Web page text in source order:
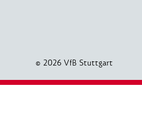
© 2026 VfB Stuttgart